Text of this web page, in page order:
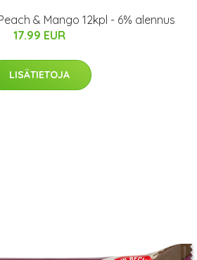
& Mango 12kpl - 6% alennus
17.99 EUR
LISÄTIETOJA